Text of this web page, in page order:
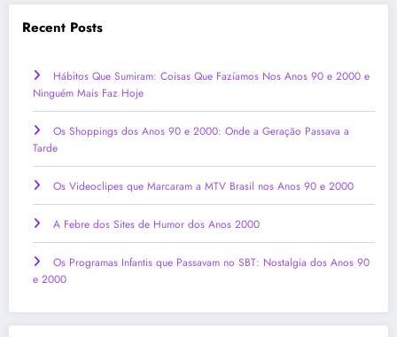
Recent Posts
Hábitos Que Sumiram: Coisas Que Fazíamos Nos Anos 90 e 2000 e
Ninguém Mais Faz Hoje
Os Shoppings dos Anos 90 e 2000: Onde a Geração Passava a
Tarde
Os Videoclipes que Marcaram a MTV Brasil nos Anos 90 e 2000
A Febre dos Sites de Humor dos Anos 2000
Os Programas Infantis que Passavam no SBT: Nostalgia dos Anos 90
e 2000